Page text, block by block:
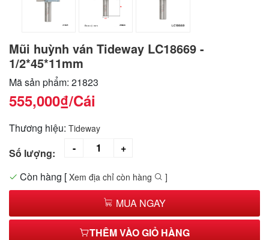
Mũi huỳnh ván Tideway LC18669 -
1/2*45*11mm
Mã sản phẩm: 21823
555,000₫/Cái
Thương hiệu: Tideway
Số lượng:
Còn hàng [ Xem địa chỉ còn hàng ]
MUA NGAY
THÊM VÀO GIỎ HÀNG